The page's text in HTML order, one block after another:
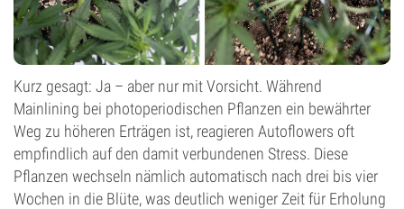
Kurz gesagt: Ja – aber nur mit Vorsicht. Während
Mainlining bei photoperiodischen Pflanzen ein bewährter
Weg zu höheren Erträgen ist, reagieren Autoflowers oft
empfindlich auf den damit verbundenen Stress. Diese
Pflanzen wechseln nämlich automatisch nach drei bis vier
Wochen in die Blüte, was deutlich weniger Zeit für Erholung